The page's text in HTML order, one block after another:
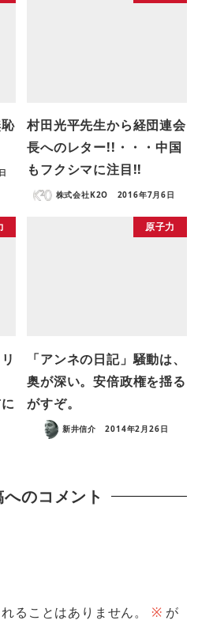
村田光平先生から経団連会
長へのレター!!・・・中国
もフクシマに注目!!
株式会社K2O 2016年7月6日
原子力
「アンネの日記」騒動は、
奥が深い。安倍政権を揺る
がすぞ。
新井信介 2014年2月26日
のコメント
ることはありません。 ※ が